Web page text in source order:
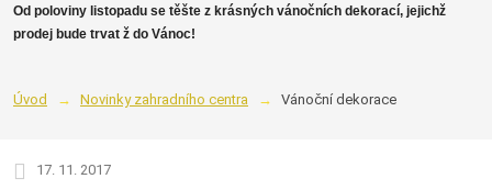
Od poloviny listopadu se těšte z krásných vánočních dekorací, jejichž
prodej bude trvat ž do Vánoc!
Úvod Novinky zahradního centra Vánoční dekorace
17. 11. 2017